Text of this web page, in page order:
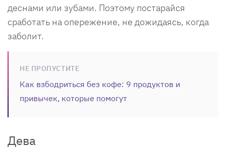
деснами или зубами. Поэтому постарайся
сработать на опережение, не дожидаясь, когда
заболит.
НЕ ПРОПУСТИТЕ
Как взбодриться без кофе: 9 продуктов и
привычек, которые помогут
Дева